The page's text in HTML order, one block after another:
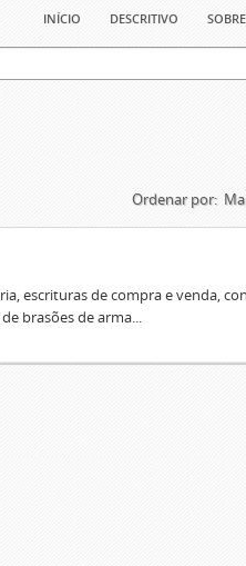
início descritivo sobre
Ordenar por:
escrituras de compra e venda,
brasões de arma...